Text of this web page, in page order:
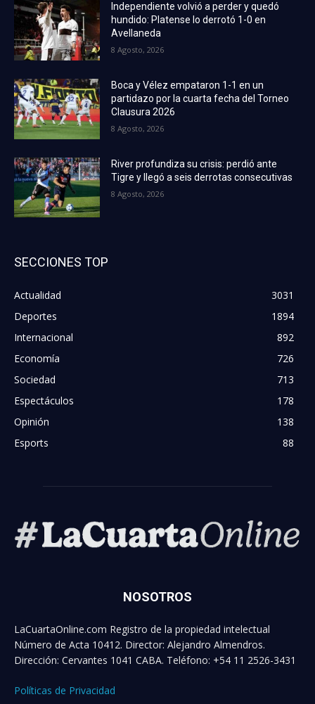
Independiente volvió a perder y quedó
hundido: Platense lo derrotó 1-0 en
Avellaneda
8 Agosto, 2026
Boca y Vélez empataron 1-1 en un
partidazo por la cuarta fecha del Torneo
Clausura 2026
8 Agosto, 2026
River profundiza su crisis: perdió ante
Tigre y llegó a seis derrotas consecutivas
8 Agosto, 2026
SECCIONES TOP
Actualidad
3031
Deportes
1894
Internacional
892
Economía
726
Sociedad
713
Espectáculos
178
Opinión
138
Esports
88
NOSOTROS
LaCuartaOnline.com Registro de la propiedad intelectual
Número de Acta 10412. Director: Alejandro Almendros.
Dirección: Cervantes 1041 CABA. Teléfono: +54 11 2526-3431
Políticas de Privacidad